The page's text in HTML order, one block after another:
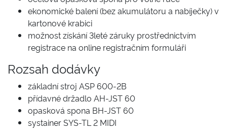
ekonomické balení (bez akumulátoru a nabíječky) v
kartonové krabici
možnost získání 3leté záruky prostřednictvím
registrace na online registračním formuláři
Rozsah dodávky
základní stroj ASP 600-2B
přídavné držadlo AH-JST 60
opasková spona BH-JST 60
systainer SYS-TL 2 MIDI